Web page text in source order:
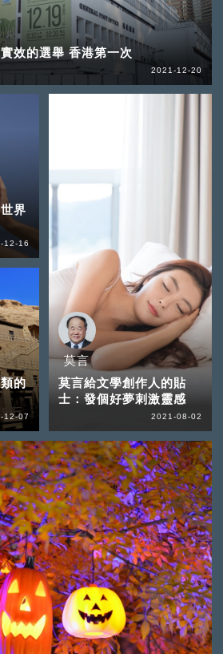
效的選舉 香港第一次
2021-12-20
界
12-16
的
12-07
莫言
莫言給文學創作人的貼
士：發個好夢刺激靈感
2021-08-02